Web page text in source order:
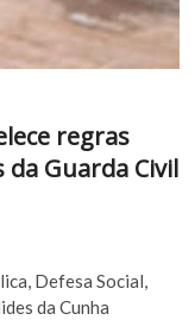
regras
Guarda Civil
Defesa Social,
da Cunha